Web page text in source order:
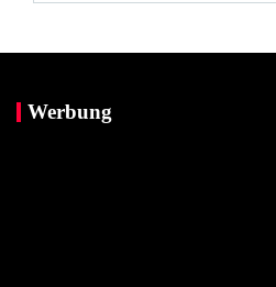
Werbung